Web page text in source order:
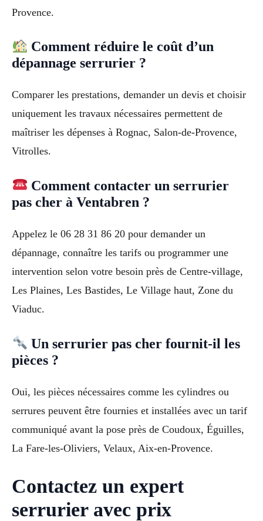
Provence.
Comment réduire le coût d’un
dépannage serrurier ?
Comparer les prestations, demander un devis et choisir
uniquement les travaux nécessaires permettent de
maîtriser les dépenses à Rognac, Salon-de-Provence,
Vitrolles.
Comment contacter un serrurier
pas cher à Ventabren ?
Appelez le 06 28 31 86 20 pour demander un
dépannage, connaître les tarifs ou programmer une
intervention selon votre besoin près de Centre-village,
Les Plaines, Les Bastides, Le Village haut, Zone du
Viaduc.
Un serrurier pas cher fournit-il les
pièces ?
Oui, les pièces nécessaires comme les cylindres ou
serrures peuvent être fournies et installées avec un tarif
communiqué avant la pose près de Coudoux, Éguilles,
La Fare-les-Oliviers, Velaux, Aix-en-Provence.
Contactez un expert
serrurier avec prix